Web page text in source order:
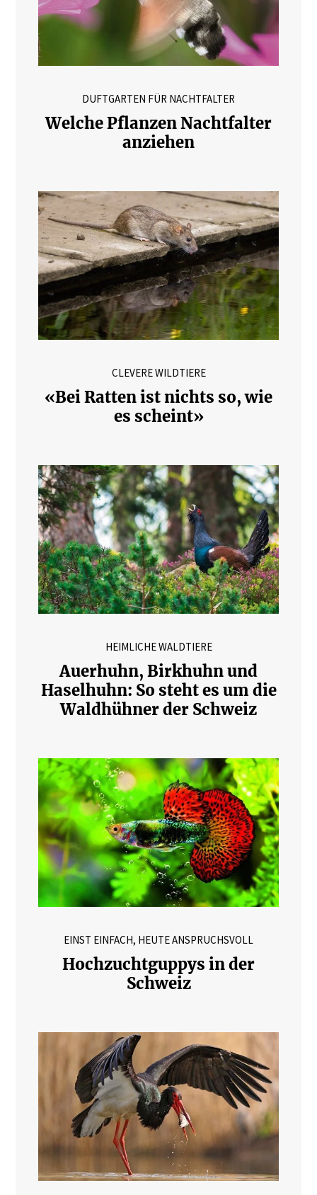
DUFTGARTEN FÜR NACHTFALTER
Welche Pflanzen Nachtfalter
anziehen
CLEVERE WILDTIERE
«Bei Ratten ist nichts so, wie
es scheint»
HEIMLICHE WALDTIERE
Auerhuhn, Birkhuhn und
Haselhuhn: So steht es um die
Waldhühner der Schweiz
EINST EINFACH, HEUTE ANSPRUCHSVOLL
Hochzuchtguppys in der
Schweiz